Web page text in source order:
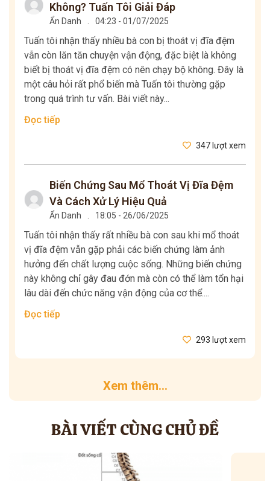
Không? Tuấn Tôi Giải Đáp
Ẩn Danh . 04:23 - 01/07/2025
Tuấn tôi nhận thấy nhiều bà con bị thoát vị đĩa đệm
vẫn còn lăn tăn chuyện vận động, đặc biệt là không
biết bị thoát vị đĩa đệm có nên chạy bộ không. Đây là
một câu hỏi rất phổ biến mà Tuấn tôi thường gặp
trong quá trình tư vấn. Bài viết này...
Đọc tiếp
347 lượt xem
Biến Chứng Sau Mổ Thoát Vị Đĩa Đệm
Và Cách Xử Lý Hiệu Quả
Ẩn Danh . 18:05 - 26/06/2025
Tuấn tôi nhận thấy rất nhiều bà con sau khi mổ thoát
vị đĩa đệm vẫn gặp phải các biến chứng làm ảnh
hưởng đến chất lượng cuộc sống. Những biến chứng
này không chỉ gây đau đớn mà còn có thể làm tổn hại
lâu dài đến chức năng vận động của cơ thể....
Đọc tiếp
293 lượt xem
Xem thêm...
BÀI VIẾT CÙNG CHỦ ĐỀ